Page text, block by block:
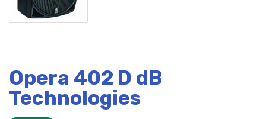
Opera 402 D dB
Technologies